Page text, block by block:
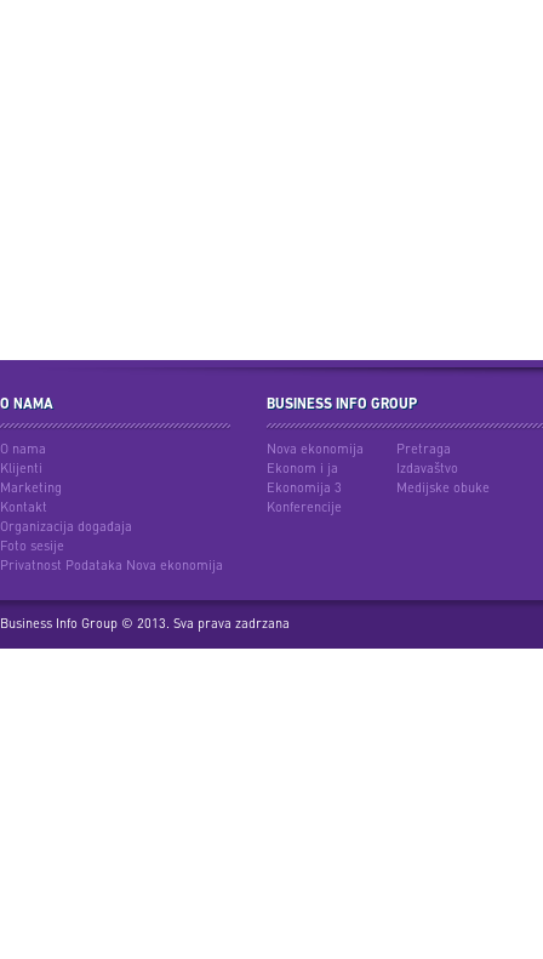
O NAMA
O nama
Klijenti
Marketing
Kontakt
Organizacija događaja
Foto sesije
Privatnost Podataka Nova ekonomija
BUSINESS INFO GROUP
Nova ekonomija
Ekonom i ja
Ekonomija 3
Konferencije
Pretraga
Izdavaštvo
Medijske obuke
Business Info Group © 2013. Sva prava zadrzana